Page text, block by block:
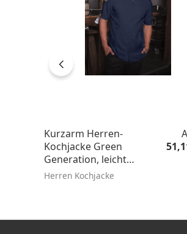
Kurzarm Herren-
Kochjacke Green
Generation, leicht
tailliert
Herren Kochjacke